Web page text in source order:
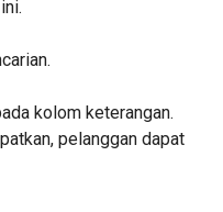
kolom keterangan.
pelanggan dapat